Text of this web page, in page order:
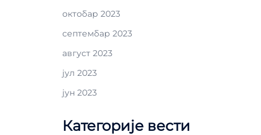
октобар 2023
септембар 2023
август 2023
јул 2023
јун 2023
Категорије вести